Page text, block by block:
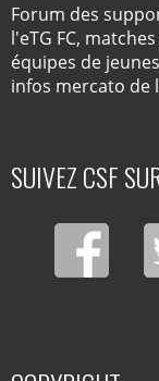
Forum des
l'eTG FC,
équipes de
infos mercato de
SUIVEZ CSF